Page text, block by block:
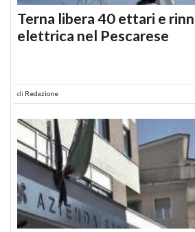
Terna libera 40 ettari e
elettrica nel Pescarese
di Redazione